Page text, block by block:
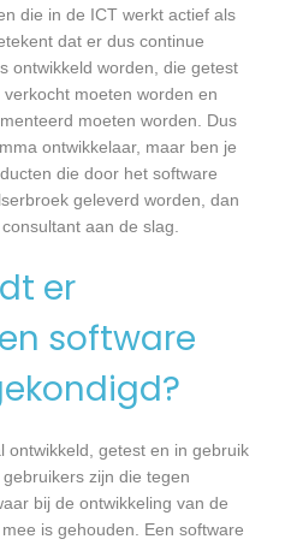
die in de ICT werkt actief als
dat er dus continue
ontwikkeld worden, die getest
moeten worden en
moeten worden. Dus
ontwikkelaar, maar ben je
die door het software
geleverd worden, dan
aan de slag.
er
software
ontwikkeld, getest en in gebruik
zijn die tegen
bij de ontwikkeling van de
is gehouden. Een software